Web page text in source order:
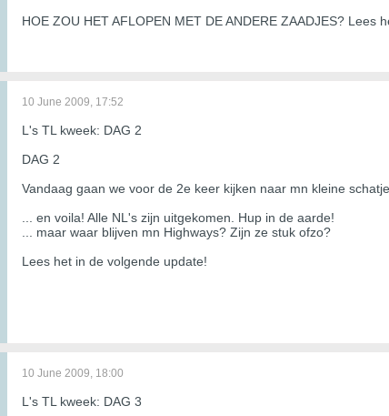
HOE ZOU HET AFLOPEN MET DE ANDERE ZAADJES? Lees
10 June 2009, 17:52
L's TL kweek: DAG 2
DAG 2
Vandaag gaan we voor de 2e keer kijken naar mn kleine
... en voila! Alle NL's zijn uitgekomen. Hup in de aarde!
... maar waar blijven mn Highways? Zijn ze stuk ofzo?
Lees het in de volgende update!
10 June 2009, 18:00
L's TL kweek: DAG 3